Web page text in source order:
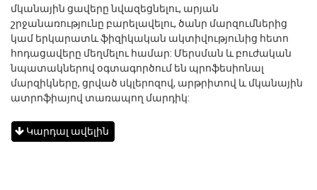
մկանային ցավերը նվազեցնելու, արյան
շրջանառությունը բարելավելու, ծանր մարզումներից
կամ երկարատև ֆիզիկական ակտիվությունից հետո
հոդացավերը մեղմելու համար: Մերսման և բուժական
նպատակներով օգտագործում են պրոֆեսիոնալ
մարզիկները, ցրված սկլերոզով, արթրիտով և մկանային
ատրոֆիայով տառապող մարդիկ:
Կարդալ ավելին